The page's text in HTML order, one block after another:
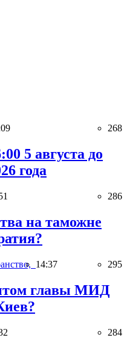
268
5 августа до
года
286
на таможне
14:37 295
главы МИД
284